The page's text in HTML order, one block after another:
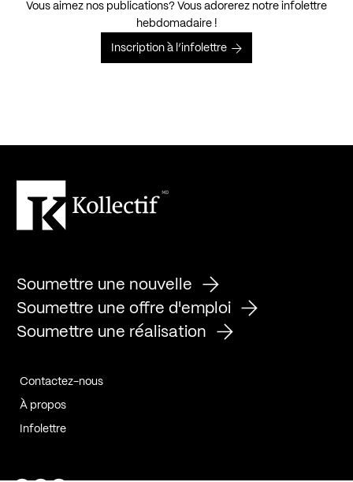
Vous aimez nos publications? Vous adorerez notre infolettre
hebdomadaire !
Inscription à l’infolettre
Soumettre une nouvelle
Soumettre une offre d'emploi
Soumettre une réalisation
Contactez-nous
À propos
Infolettre